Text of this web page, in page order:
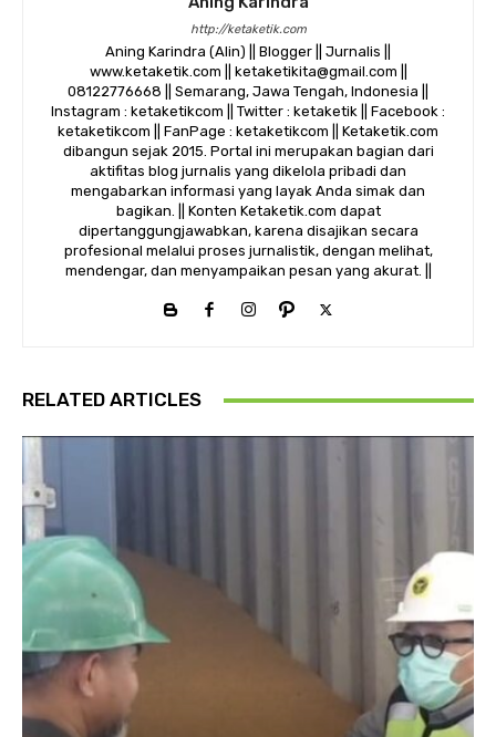
http://ketaketik.com
Aning Karindra (Alin) || Blogger || Jurnalis ||
www.ketaketik.com || ketaketikita@gmail.com ||
08122776668 || Semarang, Jawa Tengah, Indonesia ||
Instagram : ketaketikcom || Twitter : ketaketik || Facebook :
ketaketikcom || FanPage : ketaketikcom || Ketaketik.com
dibangun sejak 2015. Portal ini merupakan bagian dari
aktifitas blog jurnalis yang dikelola pribadi dan
mengabarkan informasi yang layak Anda simak dan
bagikan. || Konten Ketaketik.com dapat
dipertanggungjawabkan, karena disajikan secara
profesional melalui proses jurnalistik, dengan melihat,
mendengar, dan menyampaikan pesan yang akurat. ||
RELATED ARTICLES